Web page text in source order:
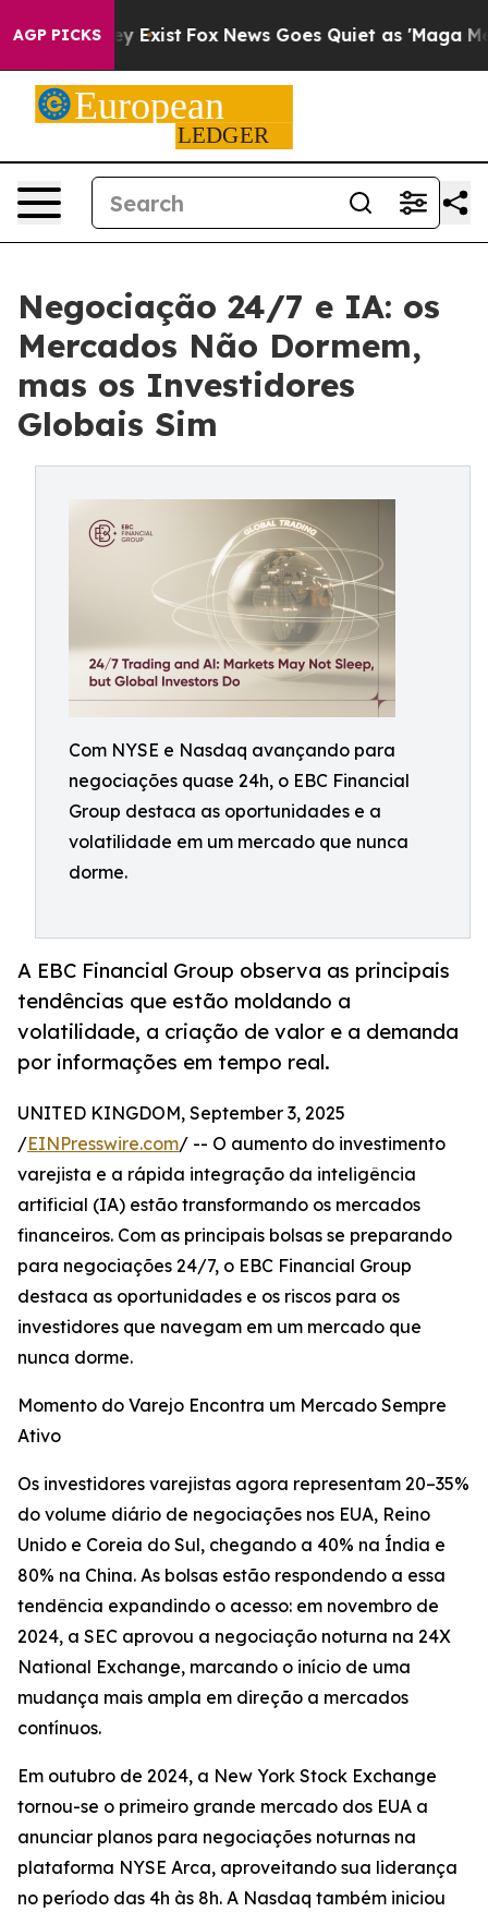
AGP PICKS
They Exist Fox News Goes Quiet as 'Maga Media
Negociação 24/7 e IA: os
Mercados Não Dormem,
mas os Investidores
Globais Sim
Com NYSE e Nasdaq avançando para
negociações quase 24h, o EBC Financial
Group destaca as oportunidades e a
volatilidade em um mercado que nunca
dorme.
A EBC Financial Group observa as principais
tendências que estão moldando a
volatilidade, a criação de valor e a demanda
por informações em tempo real.
UNITED KINGDOM, September 3, 2025
/EINPresswire.com/ -- O aumento do investimento
varejista e a rápida integração da inteligência
artificial (IA) estão transformando os mercados
financeiros. Com as principais bolsas se preparando
para negociações 24/7, o EBC Financial Group
destaca as oportunidades e os riscos para os
investidores que navegam em um mercado que
nunca dorme.
Momento do Varejo Encontra um Mercado Sempre
Ativo
Os investidores varejistas agora representam 20–35%
do volume diário de negociações nos EUA, Reino
Unido e Coreia do Sul, chegando a 40% na Índia e
80% na China. As bolsas estão respondendo a essa
tendência expandindo o acesso: em novembro de
2024, a SEC aprovou a negociação noturna na 24X
National Exchange, marcando o início de uma
mudança mais ampla em direção a mercados
contínuos.
Em outubro de 2024, a New York Stock Exchange
tornou-se o primeiro grande mercado dos EUA a
anunciar planos para negociações noturnas na
plataforma NYSE Arca, aproveitando sua liderança
no período das 4h às 8h. A Nasdaq também iniciou